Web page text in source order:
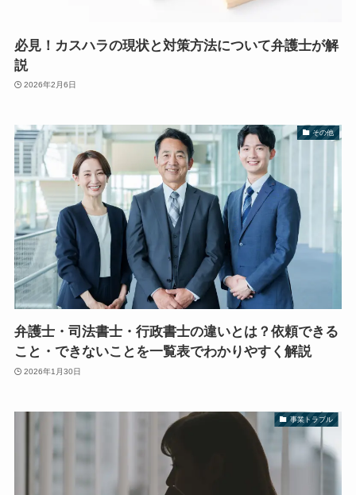
必見！カスハラの現状と対策方法について弁護士が解
説
2026年2月6日
その他
弁護士・司法書士・行政書士の違いとは？依頼できる
こと・できないことを一覧表でわかりやすく解説
2026年1月30日
事業トラブル